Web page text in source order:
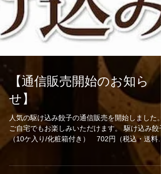
【通信販売開始のお知ら
せ】
人気の駆け込み餃子の通信販売を開始しました。
ご自宅でもお楽しみいただけます。 駆け込み餃
別） 駆け込み餃子（20ケ入り/化粧箱なし）